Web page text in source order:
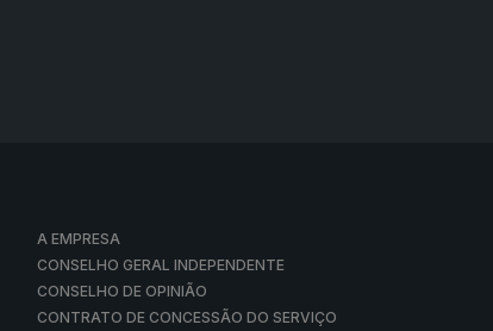
A EMPRESA
CONSELHO GERAL INDEPENDENTE
CONSELHO DE OPINIÃO
CONTRATO DE CONCESSÃO DO SERVIÇO